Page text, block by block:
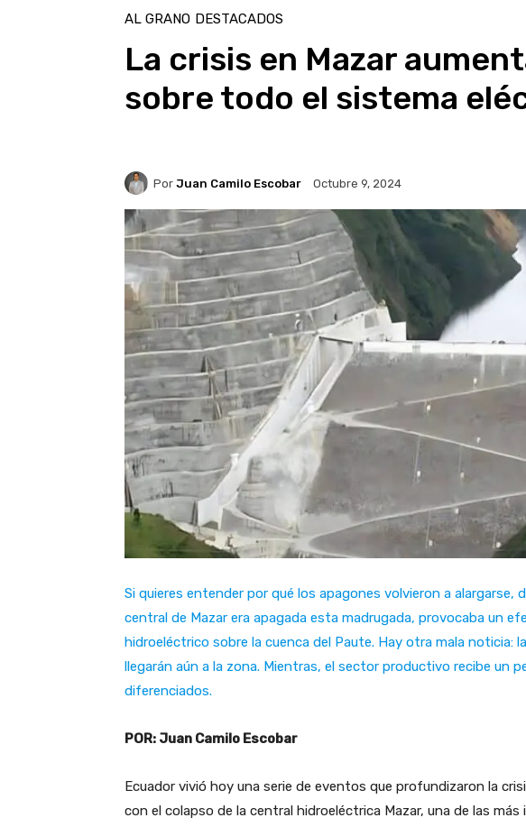
AL GRANO DESTACADOS
La crisis en Mazar
sobre todo el sistema
Por Juan Camilo Escobar Octubre 9, 2024
Si quieres entender por qué los apagones volvieron a alargarse,
central de Mazar era apagada esta madrugada, provocaba un
hidroeléctrico sobre la cuenca del Paute. Hay otra mala noticia:
llegarán aún a la zona. Mientras, el sector productivo recibe un
diferenciados.
POR: Juan Camilo Escobar
Ecuador vivió hoy una serie de eventos que profundizaron la
con el colapso de la central hidroeléctrica Mazar, una de las